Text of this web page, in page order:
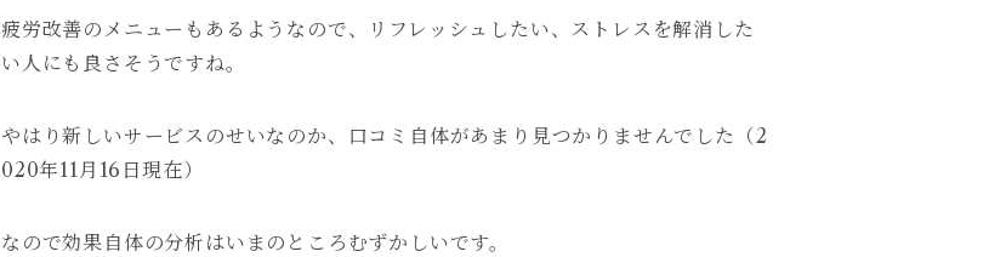
疲労改善のメニューもあるようなので、リフレッシュしたい、ストレスを解消した
い人にも良さそうですね。
やはり新しいサービスのせいなのか、口コミ自体があまり見つかりませんでした（2
020年11月16日現在）
なので効果自体の分析はいまのところむずかしいです。